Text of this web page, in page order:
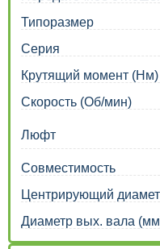
Типоразмер
Серия
Крутящий момент (Нм)
Скорость (Об/мин)
Люфт
Совместимость
Центрирующий
Диаметр вых. вала